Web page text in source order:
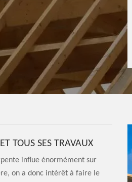
TOUS SES TRAVAUX
influe énormément sur
on a donc intérêt à faire le